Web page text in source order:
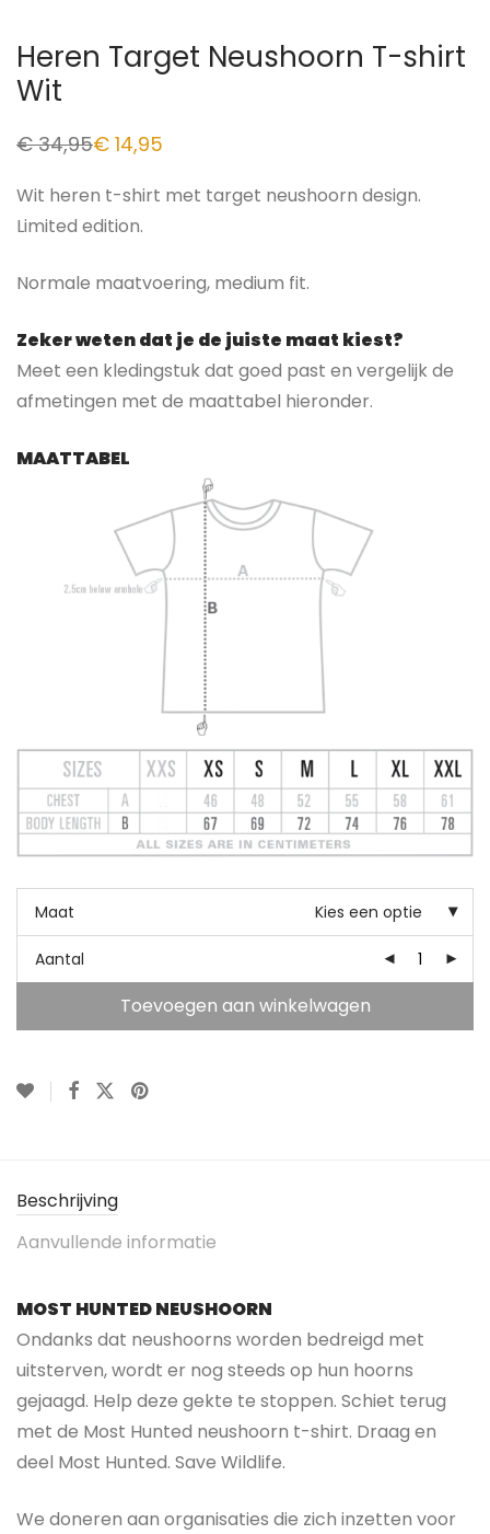
Heren Target Neushoorn T-shirt
Wit
€34,95€ 14,95
Wit heren t-shirt met target neushoorn design.
Limited edition.
Normale maatvoering, medium fit.
Zeker weten dat je de juiste maat kiest?
Meet een kledingstuk dat goed past en vergelijk de
afmetingen met de maattabel hieronder.
MAATTABEL
Maat Kies een optie
Aantal
Toevoegen aan winkelwagen
Beschrijving
Aanvullende informatie
MOST HUNTED NEUSHOORN
Ondanks dat neushoorns worden bedreigd met
uitsterven, wordt er nog steeds op hun hoorns
gejaagd. Help deze gekte te stoppen. Schiet terug
met de Most Hunted neushoorn t-shirt. Draag en
deel Most Hunted. Save Wildlife.
We doneren aan organisaties die zich inzetten voor